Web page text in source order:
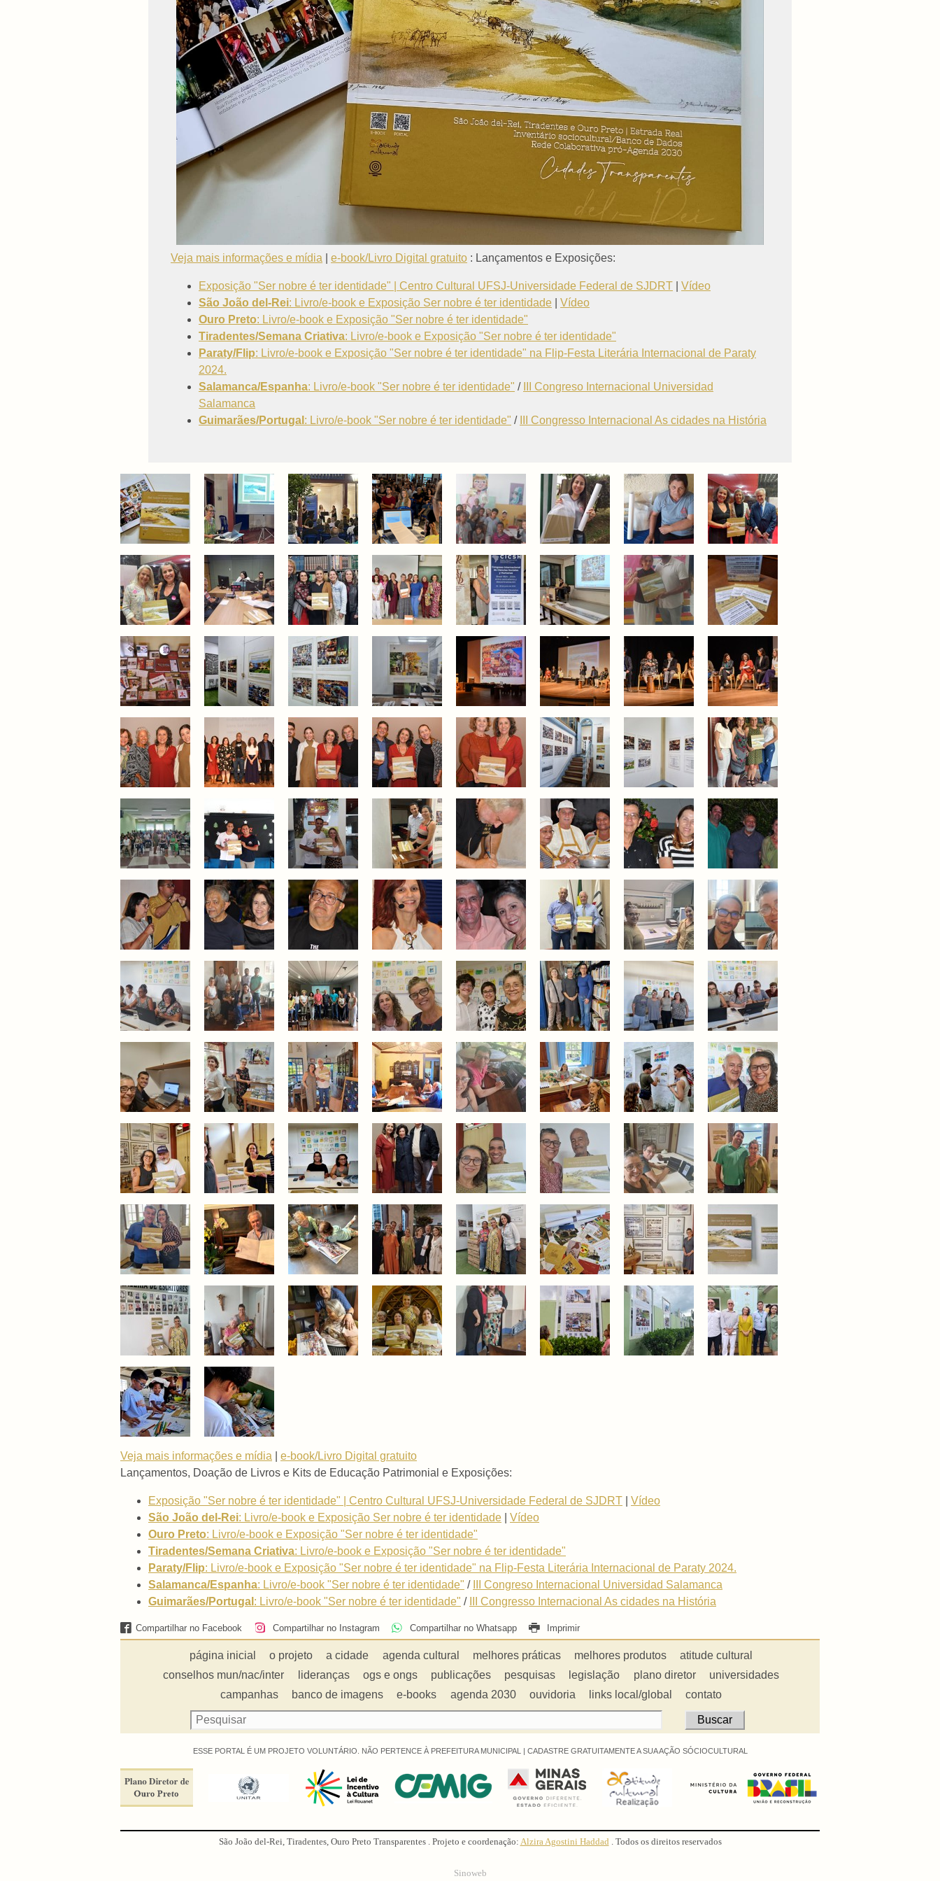
Veja mais informações e mídia e-book/Livro Digital gratuito : Lançamentos e Exposições:
Exposição "Ser nobre é ter identidade" | Centro Cultural UFSJ-Universidade Federal de SJDRT
Vídeo
São João del-Rei: Livro/e-book e Exposição Ser nobre é ter identidade
Vídeo
Ouro Preto: Livro/e-book e Exposição "Ser nobre é ter identidade"
Tiradentes/Semana Criativa: Livro/e-book e Exposição "Ser nobre é ter identidade"
Paraty/Flip: Livro/e-book e Exposição "Ser nobre é ter identidade" na Flip-Festa Literária Internacional de Paraty
2024.
Salamanca/Espanha: Livro/e-book "Ser nobre é ter identidade" /
III Congreso Internacional Universidad
Salamanca
Guimarães/Portugal : Livro/e-book "Ser nobre é ter identidade" / III Congresso Internacional As cidades na História
Veja mais informações e mídia
e-book/Livro Digital gratuito
Lançamentos, Doação de Livros e Kits de Educação Patrimonial e Exposições:
Exposição "Ser nobre é ter identidade" | Centro Cultural UFSJ-Universidade Federal de SJDRT
Vídeo
São João del-Rei: Livro/e-book e Exposição Ser nobre é ter identidade
Vídeo
Ouro Preto: Livro/e-book e Exposição "Ser nobre é ter identidade"
Tiradentes/Semana Criativa: Livro/e-book e Exposição "Ser nobre é ter identidade"
Paraty/Flip: Livro/e-book e Exposição "Ser nobre é ter identidade" na Flip-Festa Literária Internacional de Paraty 2024.
Salamanca/Espanha: Livro/e-book "Ser nobre é ter identidade" /
III Congreso Internacional Universidad Salamanca
Guimarães/Portugal : Livro/e-book "Ser nobre é ter identidade" / III Congresso Internacional As cidades na História
Compartilhar no Facebook Compartilhar no Instagram Compartilhar no Whatsapp Imprimir
página inicial o projeto a cidade agenda cultural melhores práticas melhores produtos
atitude cultural
conselhos mun/nac/inter
lideranças ogs e ongs publicações pesquisas legislação plano diretor
universidades
campanhas
banco de imagens e-books agenda 2030 ouvidoria links local/global contato
ESSE PORTAL É UM PROJETO VOLUNTÁRIO. NÃO PERTENCE À PREFEITURA MUNICIPAL | CADASTRE GRATUITAMENTE A SUA AÇÃO SÓCIOCULTURAL
São João del-Rei, Tiradentes, Ouro Preto Transparentes . Projeto e coordenação: Alzira Agostini Haddad . Todos os direitos reservados
Sinoweb